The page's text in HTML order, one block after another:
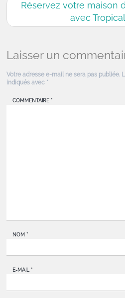
Réservez votre maison
avec
Laisser un
Votre adresse e-mail ne sera pas publiée.
indiqués avec *
COMMENTAIRE *
NOM *
E-MAIL *